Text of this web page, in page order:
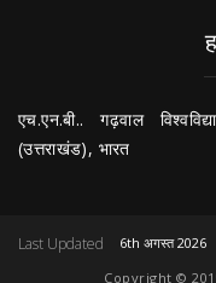
एच.एन.बी.. गढ़वाल
(उत्तराखंड), भारत
Last Updated
6th अगस्त 2026
Copyright ©